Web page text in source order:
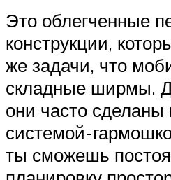
Это облегченные
конструкции,
же задачи, что
складные ширмы.
они часто сделаны
системой-
ты сможешь